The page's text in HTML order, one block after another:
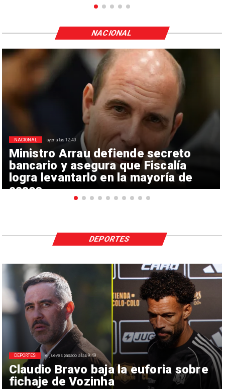
Ministro Arrau defiende secreto
bancario y asegura que Fiscalía
logra levantarlo en la mayoría de
casos
NACIONAL ayer a las 12:40
NACIONAL
Claudio Bravo baja la euforia sobre
fichaje de Vozinha
DEPORTES el jueves pasado a las 9:49
DEPORTES